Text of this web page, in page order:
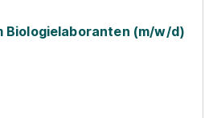
Biologielaboranten (m/w/d)